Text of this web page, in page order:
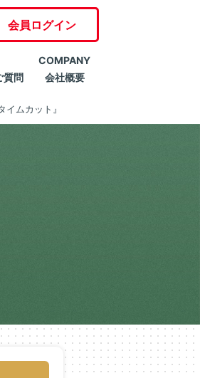
会員ログイン
質問
COMPANY
会社概要
イムカット』